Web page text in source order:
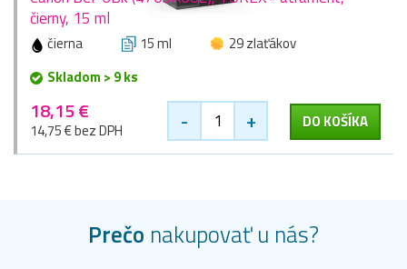
čierny, 15 ml
čierna 15 ml
29 zlaťákov
Skladom > 9 ks
18,15 €
14,75 € bez DPH - + DO KOŠÍKA
Prečo nakupovať u nás?